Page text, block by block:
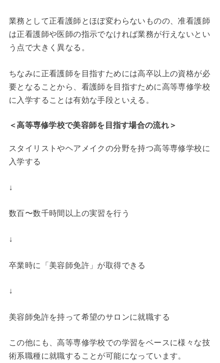
業務として正看護師とほぼ変わらないものの、准看護師
は正看護師や医師の指示でなければ業務が行えないとい
う点で大きく異なる。
ちなみに正看護師を目指すためには高卒以上の資格が必
要となることから、看護師を目指すために高等専修学校
に入学することは有効な手段といえる。
＜高等専修学校で美容師を目指す場合の流れ＞
スタイリストやヘアメイクの分野を持つ高等専修学校に
入学する
↓
数百〜数千時間以上の実習を行う
↓
卒業時に「美容師免許」が取得できる
↓
美容師免許を持って希望のサロンに就職する
この他にも、高等専修学校での学習をベースに様々な技
術系職種に就職することが可能になっています。